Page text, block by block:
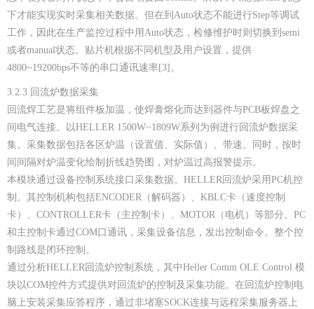
下才能实现实时采集相关数据。但在到Auto状态不能进行Step等调试
工作，因此在生产监控过程中用Auto状态，检修维护时则切换到semi
或者manual状态。贴片机根据不同机型及用户设置，提供
4800~19200bps不等的串口通讯速率[3]。
3.2.3 回流炉数据采集
回流焊工艺是将组件板加温，使焊膏熔化而达到器件与PCB板焊盘之
间电气连接。以HELLER 1500W~1809W系列为例进行回流炉数据采
集。采集数据包括各区炉温（设置值、实际值）、带速。同时，按时
间间隔对炉温变化绘制折线趋势图，对炉温过高报警提示。
本模块通过设备控制系统接口采集数据。HELLER回流炉采用PC机控
制。其控制机构包括ENCODER（解码器）、KBLC卡（速度控制
卡）、CONTROLLER卡（主控制卡）、MOTOR（电机）等部分。PC
和主控制卡通过COM口通讯，采集设备信息，发出控制命令。整个控
制路线是闭环控制。
通过分析HELLER回流炉控制系统，其中Heller Comm OLE Control 模
块以COM控件方式提供对回流炉的控制及采集功能。在回流炉控制电
脑上安装采集应答程序，通过非堵塞SOCK连接与远程采集服务器上